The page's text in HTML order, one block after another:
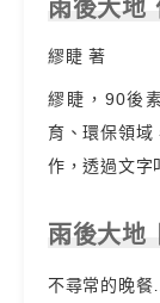
雨後大地
繆睫 著
繆睫，90後
育、環保領域
作，透過文字
雨後大地
不尋常的晚